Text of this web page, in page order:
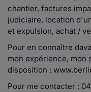
chantier, factures
judiciaire, location
et expulsion, achat /
Pour en connaître
mon expérience, mon
disposition :
Pour me contacter :